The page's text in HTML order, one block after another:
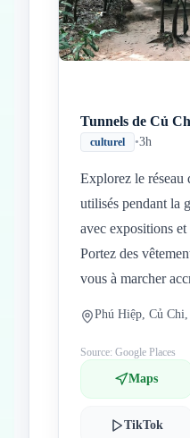
Tunnels de Củ
culturel •3h
Explorez le réseau
utilisés pendant la
avec expositions
Portez des
vous à marcher
Phú Hiệp, Củ
Source: Google Places
Maps
TikTok